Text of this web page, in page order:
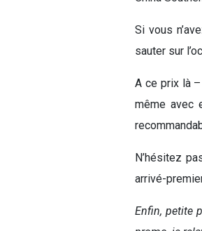
Si vous
sauter sur
A ce prix là
même avec
N’hésitez
arrivé-
Enfin, petite